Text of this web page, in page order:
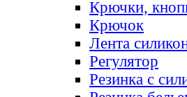
Крючки,
Крючок
Лента
Регулятор
Резинка с